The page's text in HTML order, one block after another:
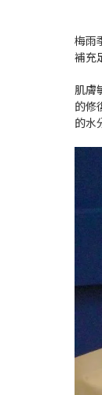
梅雨
補充
肌膚
的修
的水